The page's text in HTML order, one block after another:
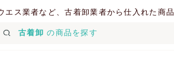
エス業者など、古着卸業者から仕入れた商品
古着卸 の商品を探す